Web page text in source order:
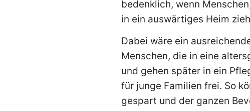
bedenklich, wenn
in ein auswärtiges Heim
Dabei wäre ein
Menschen, die in eine
und gehen später in ein
für junge Familien frei. So
gespart und der ganzen